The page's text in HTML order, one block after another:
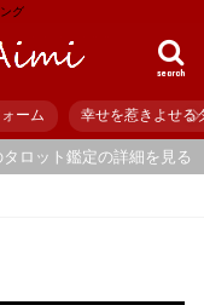
グ
search
ーム 幸せを惹きよせる
ロット鑑定の詳細を見る